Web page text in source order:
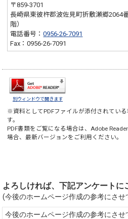
〒859-3701
長崎県東彼杵郡波佐見町折敷瀬郷2064
階）
電話番号：0956-26-7091
Fax：0956-26-7091
別ウィンドウで開きます
※資料としてPDFファイルが添付されている
す。
PDF書類をご覧になる場合は、 Adobe Reader
場合、最新バージョンをご利用ください。